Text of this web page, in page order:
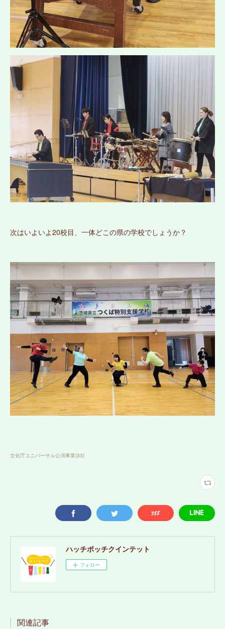
次はいよいよ20校目、一体どこの県の学校でしょうか？
文化庁ユニバーサル公演事業(33)
ハッチポッチクインテット
フォロー
関連記事